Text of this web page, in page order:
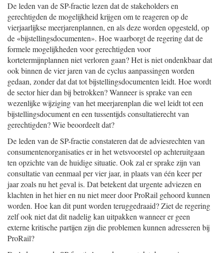
De leden van de SP-fractie lezen dat de stakeholders en
gerechtigden de mogelijkheid krijgen om te reageren op de
vierjaarlijkse meerjarenplannen, en als deze worden opgesteld, op
de «bijstellingsdocumenten». Hoe waarborgt de regering dat de
formele mogelijkheden voor gerechtigden voor
kortetermijnplannen niet verloren gaan? Het is niet ondenkbaar dat
ook binnen de vier jaren van de cyclus aanpassingen worden
gedaan, zonder dat dat tot bijstellingsdocumenten leidt. Hoe wordt
de sector hier dan bij betrokken? Wanneer is sprake van een
wezenlijke wijziging van het meerjarenplan die wel leidt tot een
bijstellingsdocument en een tussentijds consultatierecht van
gerechtigden? Wie beoordeelt dat?
De leden van de SP-fractie constateren dat de adviesrechten van
consumentenorganisaties er in het wetsvoorstel op achteruitgaan
ten opzichte van de huidige situatie. Ook zal er sprake zijn van
consultatie van eenmaal per vier jaar, in plaats van één keer per
jaar zoals nu het geval is. Dat betekent dat urgente adviezen en
klachten in het hier en nu niet meer door ProRail gehoord kunnen
worden. Hoe kan dit punt worden teruggedraaid? Ziet de regering
zelf ook niet dat dit nadelig kan uitpakken wanneer er geen
externe kritische partijen zijn die problemen kunnen adresseren bij
ProRail?